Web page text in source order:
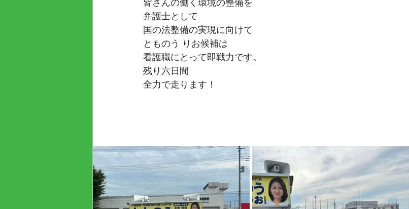
皆さんの働く環境の整備を
弁護士として
国の法整備の実現に向けて
とものう りお候補は
看護職にとって即戦力です。
残り六日間
全力で走ります！